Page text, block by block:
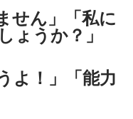
せん」「私に
ょうか？」
よ！」「能力